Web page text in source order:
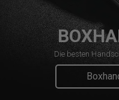
Die besten